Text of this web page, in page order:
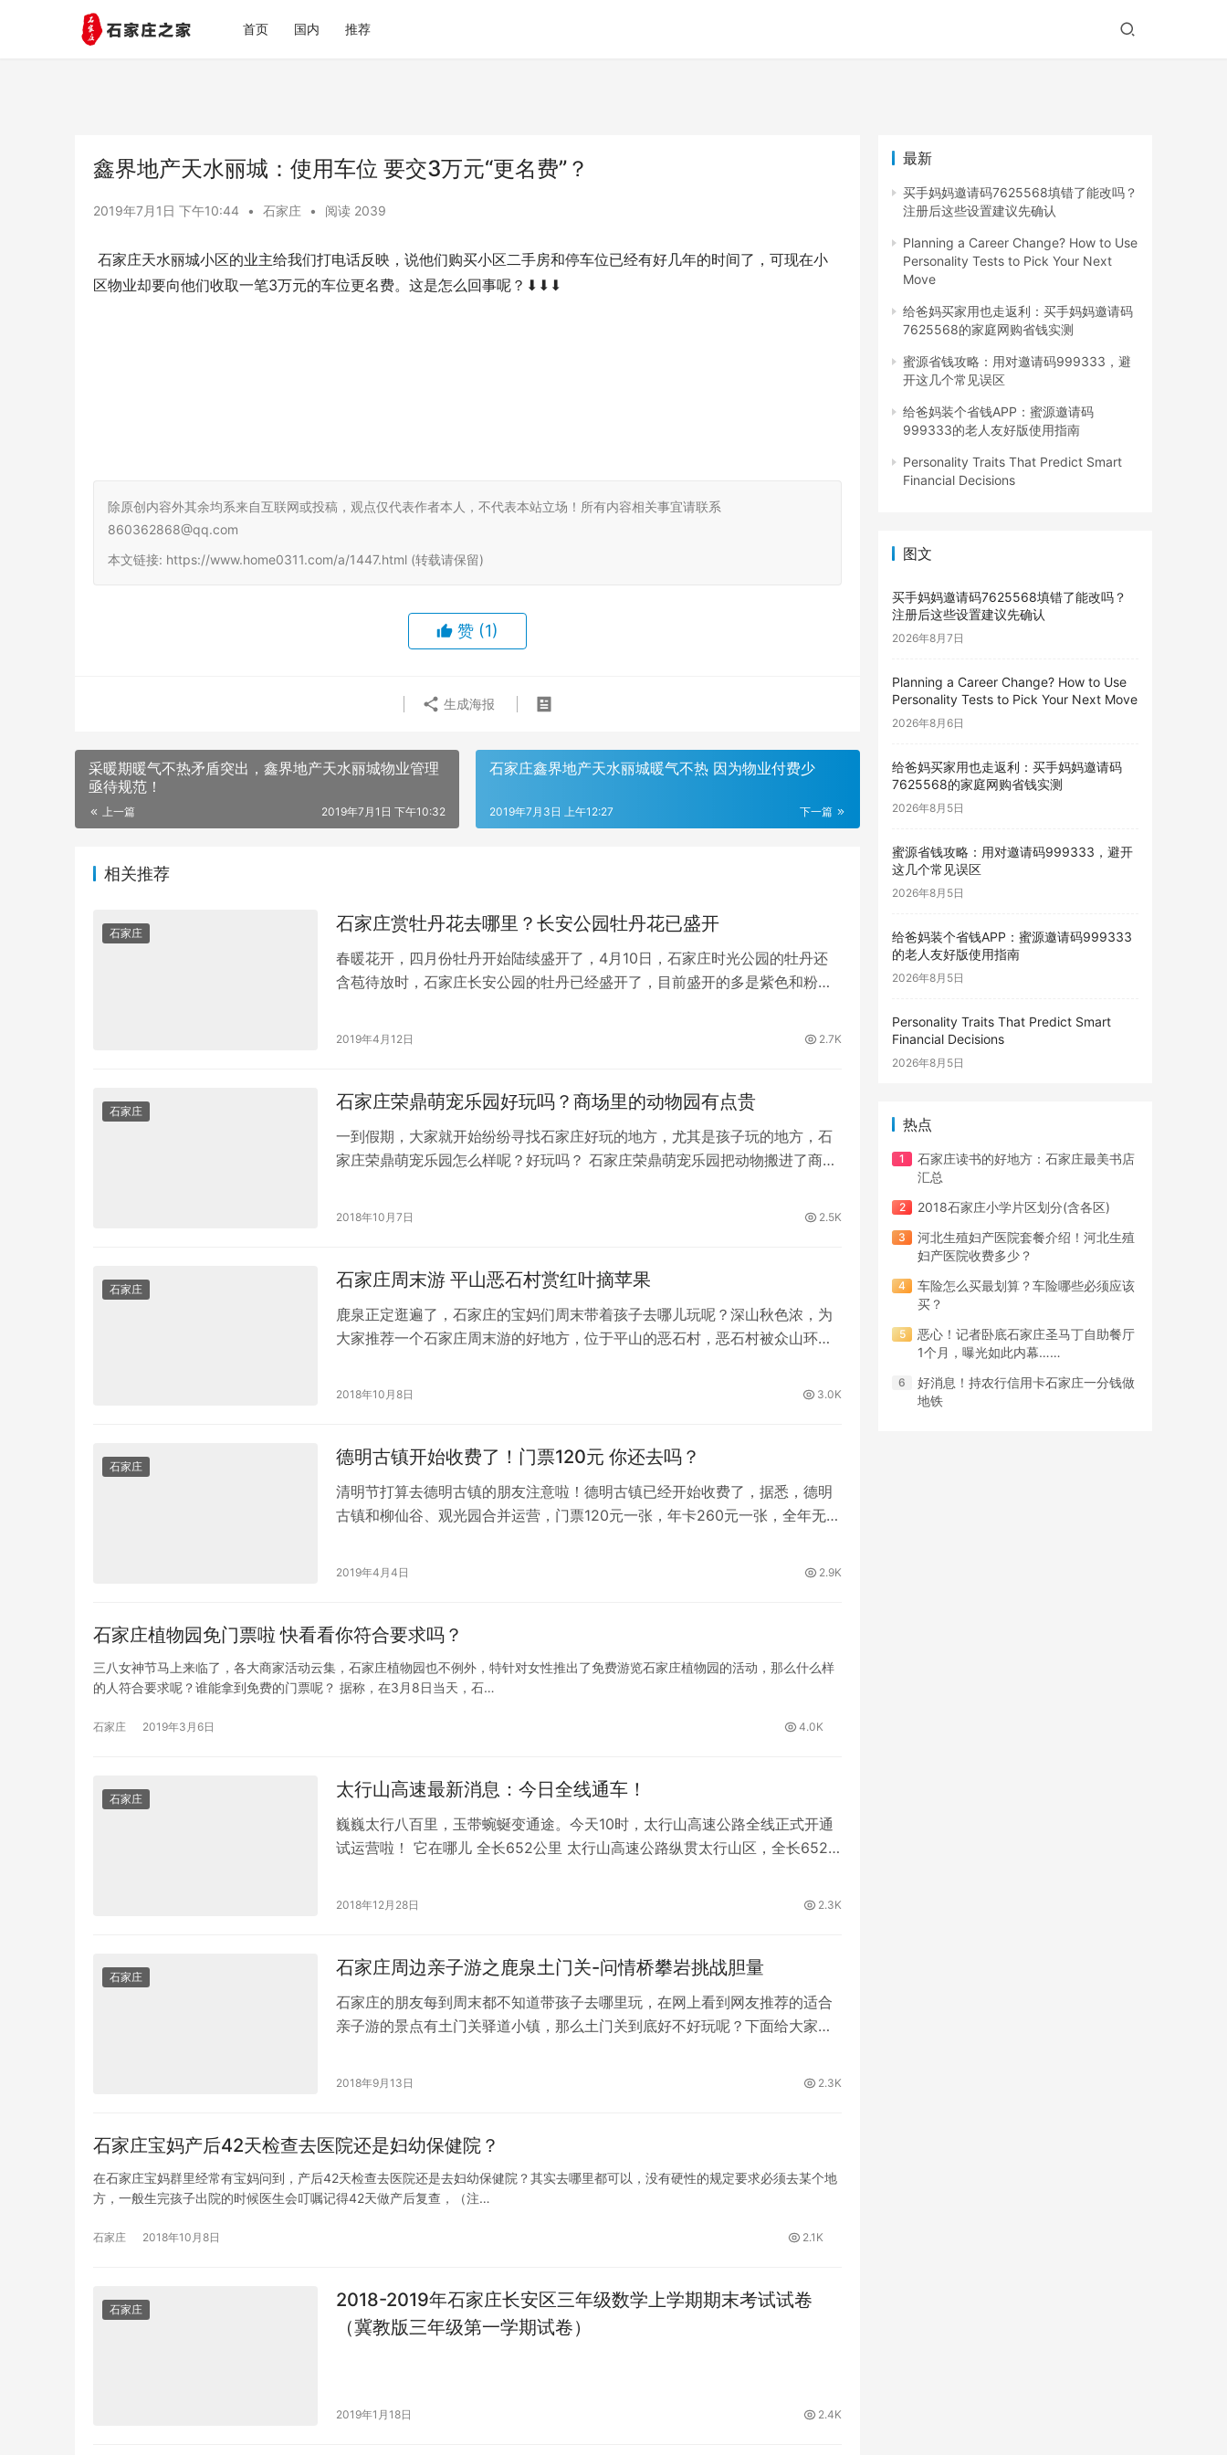
首页 国内 推荐
鑫界地产天水丽城：使用车位 要交3万元“更名费”？
2019年7月1日 下午10:44 • 石家庄 • 阅读 2039
区物业却要向他们收取一笔3万元的车位更名费。这是怎么回事呢？⬇⬇⬇
除原创内容外其余均系来自互联网或投稿，观点仅代表作者本人，不代表本站立场！所有内容相关事宜请联系
860362868@qq.com
本文链接: https://www.home0311.com/a/1447.html (转载请保留)
赞 (1)
生成海报
采暖期暖气不热矛盾突出，鑫界地产天水丽城物业管理
亟待规范！
上一篇 2019年7月1日 下午10:32
石家庄鑫界地产天水丽城暖气不热 因为物业付费少
下一篇
2019年7月3日 上午12:27
相关推荐
石家庄 石家庄赏牡丹花去哪里？长安公园牡丹花已盛开
春暖花开，四月份牡丹开始陆续盛开了，4月10日，石家庄时光公园的牡丹还
含苞待放时，石家庄长安公园的牡丹已经盛开了，目前盛开的多是紫色和粉
2019年4月12日 2.7K
石家庄 石家庄荣鼎萌宠乐园好玩吗？商场里的动物园有点贵
一到假期，大家就开始纷纷寻找石家庄好玩的地方，尤其是孩子玩的地方，石
家庄荣鼎萌宠乐园怎么样呢？好玩吗？ 石家庄荣鼎萌宠乐园把动物搬进了商
2018年10月7日 2.5K
石家庄 石家庄周末游 平山恶石村赏红叶摘苹果
鹿泉正定逛遍了，石家庄的宝妈们周末带着孩子去哪儿玩呢？深山秋色浓，为
大家推荐一个石家庄周末游的好地方，位于平山的恶石村，恶石村被众山环
2018年10月8日 3.0K
石家庄 德明古镇开始收费了！门票120元 你还去吗？
清明节打算去德明古镇的朋友注意啦！德明古镇已经开始收费了，据悉，德明
古镇和柳仙谷、观光园合并运营，门票120元一张，年卡260元一张，全年无限
2019年4月4日 2.9K
石家庄植物园免门票啦 快看看你符合要求吗？
三八女神节马上来临了，各大商家活动云集，石家庄植物园也不例外，特针对女性推出了免费游览石家庄植物园的活动，那么什么样
的人符合要求呢？谁能拿到免费的门票呢？ 据称，在3月8日当天，石…
石家庄 2019年3月6日 4.0K
石家庄 太行山高速最新消息：今日全线通车！
巍巍太行八百里，玉带蜿蜒变通途。今天10时，太行山高速公路全线正式开通
试运营啦！ 它在哪儿 全长652公里 太行山高速公路纵贯太行山区，全长652
2018年12月28日 2.3K
石家庄 石家庄周边亲子游之鹿泉土门关-问情桥攀岩挑战胆量
石家庄的朋友每到周末都不知道带孩子去哪里玩，在网上看到网友推荐的适合
亲子游的景点有土门关驿道小镇，那么土门关到底好不好玩呢？下面给大家分
2018年9月13日 2.3K
石家庄宝妈产后42天检查去医院还是妇幼保健院？
在石家庄宝妈群里经常有宝妈问到，产后42天检查去医院还是去妇幼保健院？其实去哪里都可以，没有硬性的规定要求必须去某个地
方，一般生完孩子出院的时候医生会叮嘱记得42天做产后复查，（注…
石家庄 2018年10月8日 2.1K
石家庄
2018-2019年石家庄长安区三年级数学上学期期末考试试卷
（冀教版三年级第一学期试卷）
2019年1月18日 2.4K
最新
买手妈妈邀请码7625568填错了能改吗？
注册后这些设置建议先确认
Planning a Career Change? How to Use
Personality Tests to Pick Your Next
Move
给爸妈买家用也走返利：买手妈妈邀请码
7625568的家庭网购省钱实测
蜜源省钱攻略：用对邀请码999333，避
开这几个常见误区
给爸妈装个省钱APP：蜜源邀请码
999333的老人友好版使用指南
Personality Traits That Predict Smart
Financial Decisions
图文
买手妈妈邀请码7625568填错了能改吗？
注册后这些设置建议先确认
2026年8月7日
Planning a Career Change? How to Use
Personality Tests to Pick Your Next Move
2026年8月6日
给爸妈买家用也走返利：买手妈妈邀请码
7625568的家庭网购省钱实测
2026年8月5日
蜜源省钱攻略：用对邀请码999333，避开
这几个常见误区
2026年8月5日
给爸妈装个省钱APP：蜜源邀请码999333
的老人友好版使用指南
2026年8月5日
Personality Traits That Predict Smart
Financial Decisions
2026年8月5日
热点
石家庄读书的好地方：石家庄最美书店
汇总
2018石家庄小学片区划分(含各区)
河北生殖妇产医院套餐介绍！河北生殖
妇产医院收费多少？
车险怎么买最划算？车险哪些必须应该
买？
恶心！记者卧底石家庄圣马丁自助餐厅
1个月，曝光如此内幕……
好消息！持农行信用卡石家庄一分钱做
地铁